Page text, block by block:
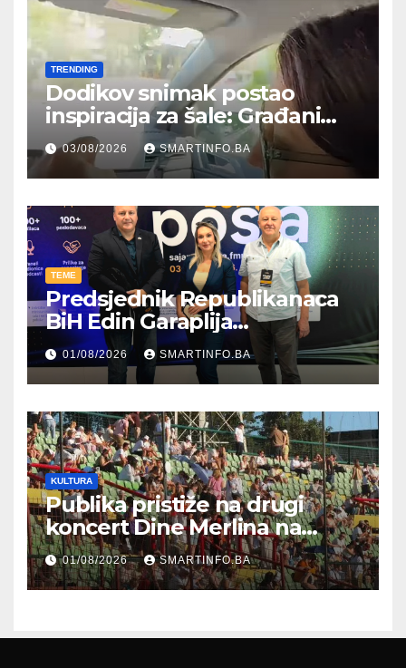
TRENDING
Dodikov snimak postao
inspiracija za šale: Građani
kroz parodiju poslali poruku
03/08/2026 SMARTINFO.BA
TEME
Predsjednik Republikanaca
BiH Edin Garaplija
prisustvovao prezentaciji
Federalnog sajma
zapošljavanja
01/08/2026 SMARTINFO.BA
KULTURA
Publika pristiže na drugi
koncert Dine Merlina na
Koševu
01/08/2026 SMARTINFO.BA